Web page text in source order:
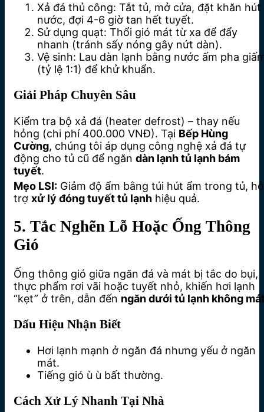
Xả đá thủ công: Tắt tủ, mở cửa, đặt khăn hút
nước, đợi 4-6 giờ tan hết tuyết.
Sử dụng quạt: Thổi gió mát từ xa để đẩy
nhanh (tránh sấy nóng gây nứt dàn).
Vệ sinh: Lau dàn lạnh bằng nước ấm pha
(tỷ lệ 1:1) để khử khuẩn.
Giải Pháp Chuyên Sâu
Kiểm tra bộ xả đá (heater defrost) – thay nếu
hỏng (chi phí 400.000 VNĐ). Tại Bếp Hùng
Cường, chúng tôi áp dụng công nghệ xả đá tự
động cho tủ cũ để ngăn dàn lạnh tủ lạnh bám
tuyết.
Mẹo LSI: Giảm độ ẩm bằng túi hút ẩm trong tủ, hỗ
trợ xử lý đóng tuyết tủ lạnh hiệu quả.
5. Tắc Nghẽn Lỗ Hoặc Ống Thông
Gió
Ống thông gió giữa ngăn đá và mát bị tắc do bụi,
thực phẩm rơi vãi hoặc tuyết nhỏ, khiến hơi lạnh
“kẹt” ở trên, dẫn đến ngăn dưới tủ lạnh không
Dấu Hiệu Nhận Biết
Hơi lạnh mạnh ở ngăn đá nhưng yếu ở ngăn
mát.
Tiếng gió ù ù bất thường.
Cách Xử Lý Nhanh Tại Nhà